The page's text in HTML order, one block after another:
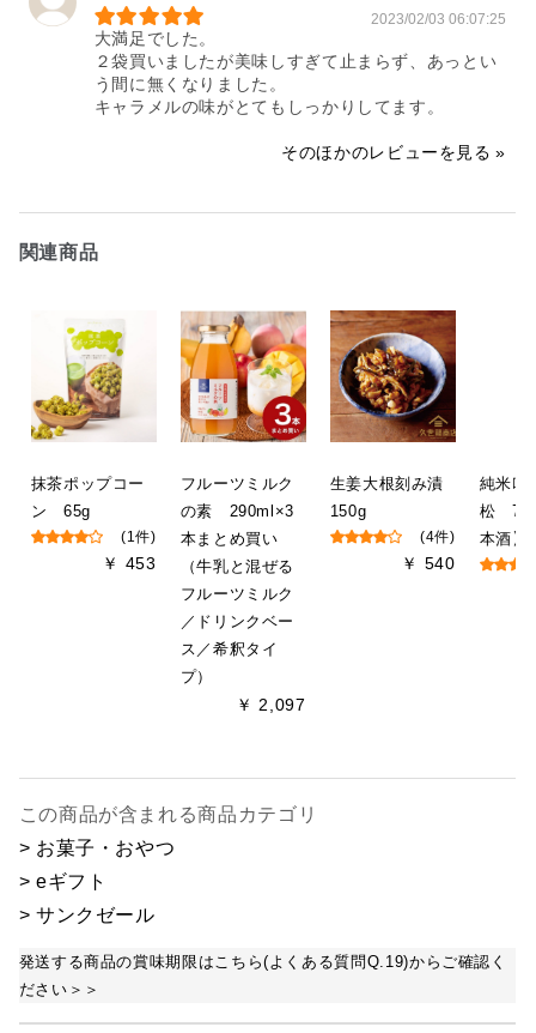
2023/02/03 06:07:25
大満足でした。
２袋買いましたが美味しすぎて止まらず、あっとい
う間に無くなりました。
キャラメルの味がとてもしっかりしてます。
そのほかのレビューを見る
関連商品
抹茶ポップコー
ン 65g
(1件)
￥ 453
フルーツミルク
の素 290ml×3
本まとめ買い
（牛乳と混ぜる
フルーツミルク
／ドリンクベー
ス／希釈タイ
プ）
￥ 2,097
生姜大根刻み漬
150g
(4件)
￥ 540
純米
松
本酒】
この商品が含まれる商品カテゴリ
> お菓子・おやつ
> eギフト
> サンクゼール
発送する商品の賞味期限はこちら(よくある質問Q.19)からご確認く
ださい＞＞